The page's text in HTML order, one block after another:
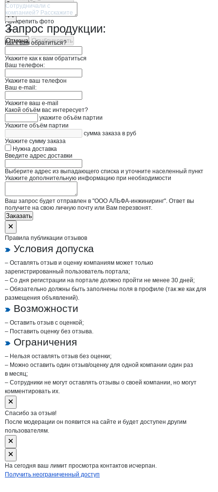
Прикрепить фото
Отмена Опубликовать
Отмена Опубликовать
Запрос продукции:
Как к вам обратиться?
Укажите как к вам обратиться
Ваш телефон:
Укажите ваш телефон
Ваш e-mail:
Укажите ваш e-mail
Какой объём вас интересует?
укажите объём партии
Укажите объём партии
сумма заказа в руб
Укажите сумму заказа
Нужна доставка
Введите адрес доставки
Выберите адрес из выпадающего списка и уточните населенный пункт
Укажите дополнительную информацию при необходимости
Ваш запрос будет отправлен в "ООО АЛЬФА-инжиниринг". Ответ вы
получите на свою личную почту или Вам перезвонят.
Заказать
Правила публикации отзывов
Условия допуска
– Оставлять отзыв и оценку компаниям может только
зарегистрированный пользователь портала;
– Со дня регистрации на портале должно пройти не менее 30 дней;
– Обязательно должны быть заполнены поля в профиле (так же как для
размещения объявлений).
Возможности
– Оставить отзыв с оценкой;
– Поставить оценку без отзыва.
Ограничения
– Нельзя оставлять отзыв без оценки;
– Можно оставить один отзыв/оценку для одной компании один раз
в месяц;
– Сотрудники не могут оставлять отзывы о своей компании, но могут
комментировать их.
Спасибо за отзыв!
После модерации он появится на сайте и будет доступен другим
пользователям.
На сегодня ваш лимит просмотра контактов исчерпан.
Получить неограниченный доступ